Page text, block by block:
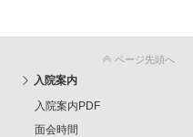
ページ先頭へ
入院案内
入院案内PDF
面会時間